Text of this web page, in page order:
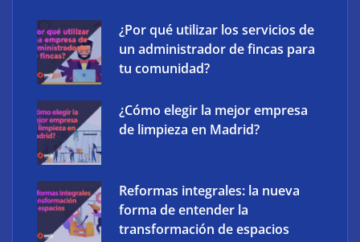
XCharge: cinco retos para la electrificación de las
flotas comerciales en España
¿Por qué utilizar los servicios de
un administrador de fincas para
tu comunidad?
¿Cómo elegir la mejor empresa
de limpieza en Madrid?
Reformas integrales: la nueva
forma de entender la
transformación de espacios